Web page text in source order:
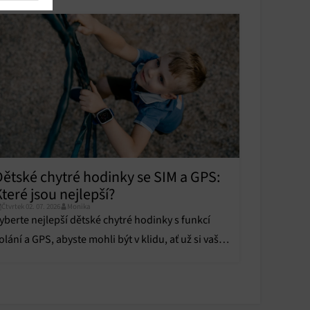
aktivní
chytré hodinky se SIM a GPS:
jsou nejlepší?
Čtvrtek 02. 07. 2026 Monika
nejlepší dětské chytré hodinky s funkcí
a GPS, abyste mohli být v klidu, ať už si vaše